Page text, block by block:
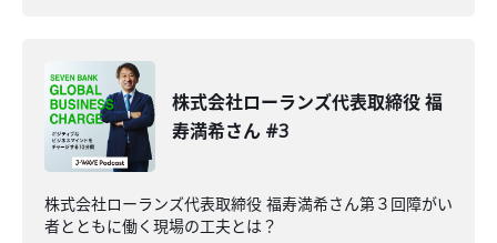
株式会社ローランズ代表取締役 福
寿満希さん #3
株式会社ローランズ代表取締役 福寿満希さん第３回障がい
者とともに働く現場の工夫とは？